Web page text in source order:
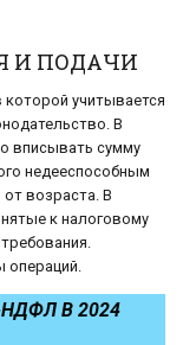
И ПОДАЧИ
учитывается
В
вписывать сумму
недееспособным
возраста. В
к налоговому
операций.
В 2024